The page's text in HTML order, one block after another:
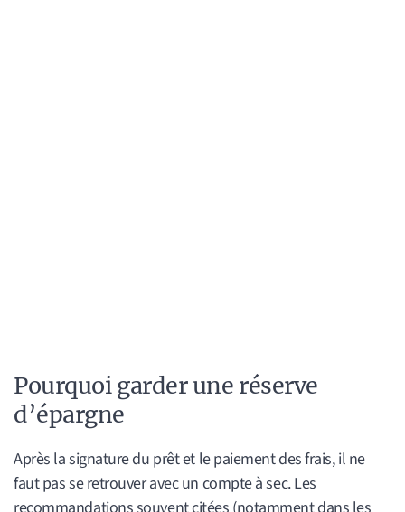
Pourquoi garder une réserve
d’épargne
Après la signature du prêt et le paiement des frais, il ne
faut pas se retrouver avec un compte à sec. Les